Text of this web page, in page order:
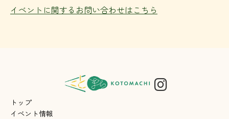
イベントに関するお問い合わせはこちら
トップ
イベント情報